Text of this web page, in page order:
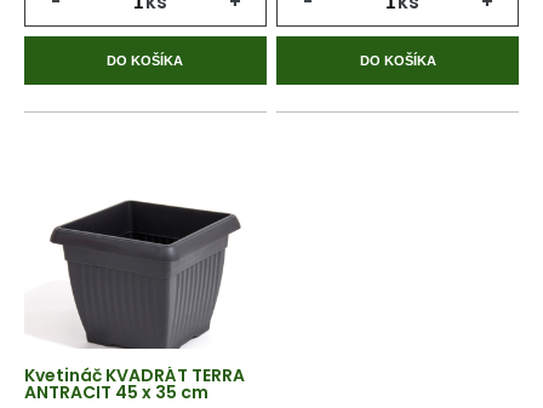
DO KOŠÍKA DO KOŠÍKA
Kvetináč KVADRÁT TERRA
ANTRACIT 45 x 35 cm